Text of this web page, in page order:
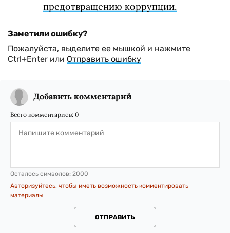
предотвращению коррупции.
Заметили ошибку?
Пожалуйста, выделите ее мышкой и нажмите
Ctrl+Enter или Отправить ошибку
Добавить комментарий
Всего комментариев: 0
Осталось символов: 2000
Авторизуйтесь, чтобы иметь возможность комментировать
материалы
ОТПРАВИТЬ